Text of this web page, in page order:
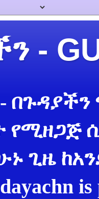
-
የሚዘጋጅ
ጊዜ
is